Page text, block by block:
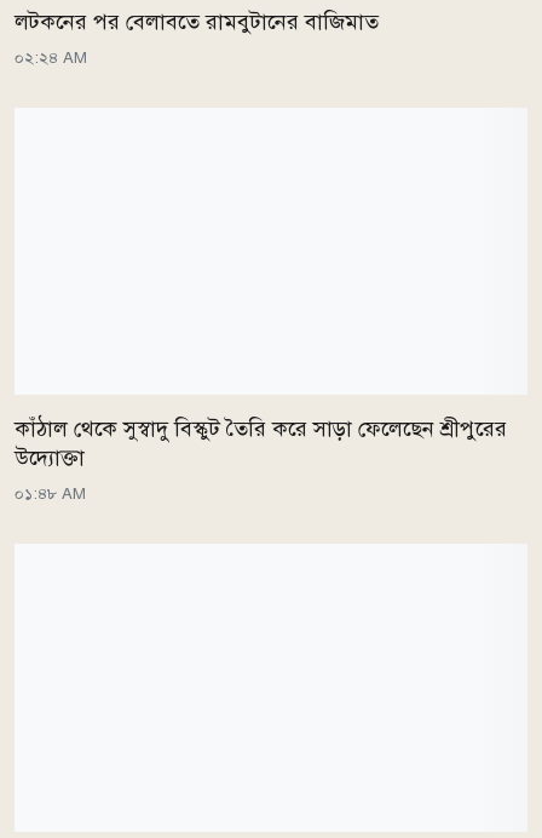
লটকনের পর বেলাবতে রামবুটানের বাজিমাত
০২:২৪ AM
কাঁঠাল থেকে সুস্বাদু বিস্কুট তৈরি করে সাড়া ফেলেছেন শ্রীপুরের
উদ্যোক্তা
০১:৪৮ AM